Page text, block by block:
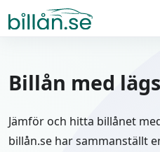
Billån med
Jämför och hitta billånet
billån.se har sammanställt